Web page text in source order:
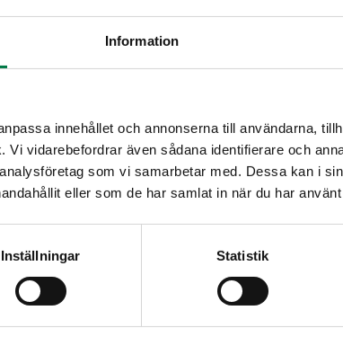
Information
innehållet och annonserna till användarna,
vidarebefordrar även sådana identifierare och
som vi samarbetar med. Dessa kan i
eller som de har samlat in när du har
Inställningar Statistik